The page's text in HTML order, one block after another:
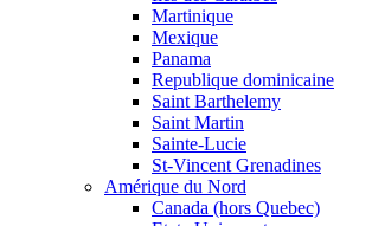
Martinique
Mexique
Panama
Republique dominicaine
Saint Barthelemy
Saint Martin
Sainte-Lucie
St-Vincent Grenadines
Amérique du Nord
Canada (hors Quebec)